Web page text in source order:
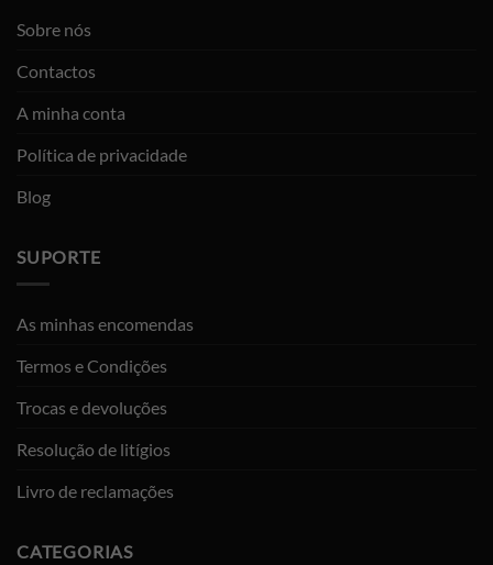
Sobre nós
Contactos
A minha conta
Política de privacidade
Blog
SUPORTE
As minhas encomendas
Termos e Condições
Trocas e devoluções
Resolução de litígios
Livro de reclamações
CATEGORIAS